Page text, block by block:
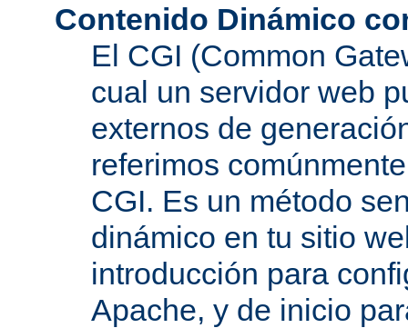
Contenido Dinámico
El CGI (Common
cual un servidor web
externos de
referimos
CGI. Es un método
dinámico en tu sitio
introducción para
Apache, y de inicio